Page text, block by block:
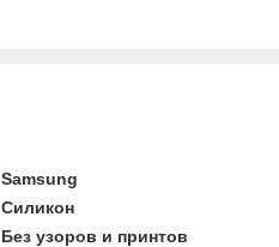
Samsung
Силикон
Без узоров и принтов